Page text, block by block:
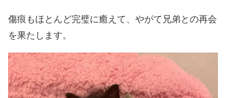
傷痕もほとんど完璧に癒えて、やがて兄弟との再会
を果たします。